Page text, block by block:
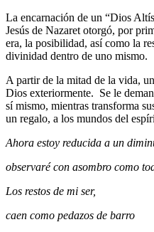
La encarnación de un “Dios
Jesús de Nazaret otorgó, por
era, la posibilidad, así como la
divinidad dentro de uno mismo.
A partir de la mitad de la vida,
Dios exteriormente. Se le
sí mismo, mientras transforma
un regalo, a los mundos del
Ahora estoy reducida a un
observaré con asombro como
Los restos de mi ser,
caen como pedazos de barro